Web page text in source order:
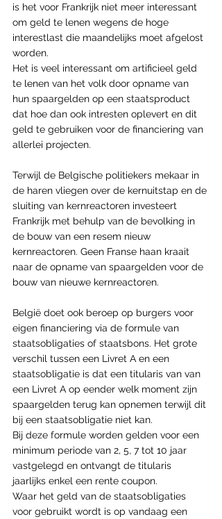
is het voor Frankrijk niet meer interessant
om geld te lenen wegens de hoge
interestlast die maandelijks moet afgelost
worden.
Het is veel interessant om artificieel geld
te lenen van het volk door opname van
hun spaargelden op een staatsproduct
dat hoe dan ook intresten oplevert en dit
geld te gebruiken voor de financiering van
allerlei projecten.
Terwijl de Belgische politiekers mekaar in
de haren vliegen over de kernuitstap en de
sluiting van kernreactoren investeert
Frankrijk met behulp van de bevolking in
de bouw van een resem nieuw
kernreactoren. Geen Franse haan kraait
naar de opname van spaargelden voor de
bouw van nieuwe kernreactoren.
België doet ook beroep op burgers voor
eigen financiering via de formule van
staatsobligaties of staatsbons. Het grote
verschil tussen een Livret A en een
staatsobligatie is dat een titularis van van
een Livret A op eender welk moment zijn
spaargelden terug kan opnemen terwijl dit
bij een staatsobligatie niet kan.
Bij deze formule worden gelden voor een
minimum periode van 2, 5, 7 tot 10 jaar
vastgelegd en ontvangt de titularis
jaarlijks enkel een rente coupon.
Waar het geld van de staatsobligaties
voor gebruikt wordt is op vandaag een